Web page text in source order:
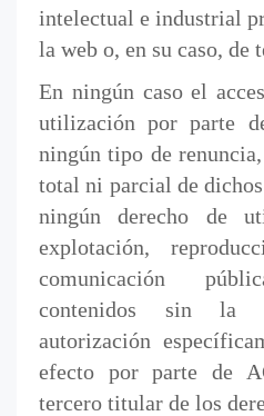
intelectual e industrial
la web o, en su caso, de
En ningún caso el
utilización por parte
ningún tipo de
total ni parcial de
ningún derecho de
explotación,
comunicación
contenidos sin la
autorización
efecto por parte de
tercero titular de los